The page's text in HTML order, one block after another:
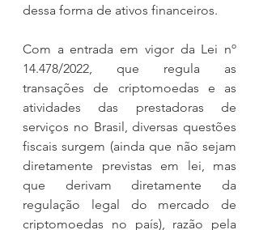
dessa forma de ativos financeiros.
Com a entrada em vigor da Lei nº
14.478/2022, que regula as
transações de criptomoedas e as
atividades das prestadoras de
serviços no Brasil, diversas questões
fiscais surgem (ainda que não sejam
diretamente previstas em lei, mas
que derivam diretamente da
regulação legal do mercado de
criptomoedas no país), razão pela